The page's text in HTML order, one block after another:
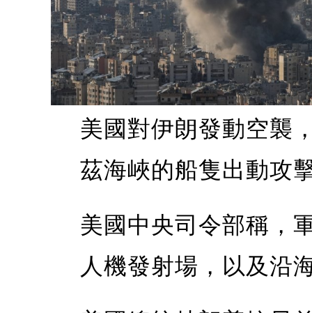
美國對伊朗發動空襲
茲海峽的船隻出動攻
美國中央司令部稱，
人機發射場，以及沿